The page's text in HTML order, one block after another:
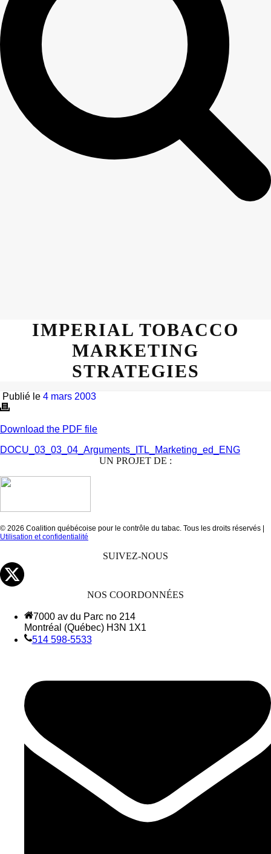
IMPERIAL TOBACCO
MARKETING
STRATEGIES
Publié le 4 mars 2003
Download the PDF file
DOCU_03_03_04_Arguments_ITL_Marketing_ed_ENG
UN PROJET DE :
© 2026 Coalition québécoise pour le contrôle du tabac. Tous les droits réservés |
Utilisation et confidentialité
SUIVEZ-NOUS
NOS COORDONNÉES
7000 av du Parc no 214
Montréal (Québec) H3N 1X1
514 598-5533